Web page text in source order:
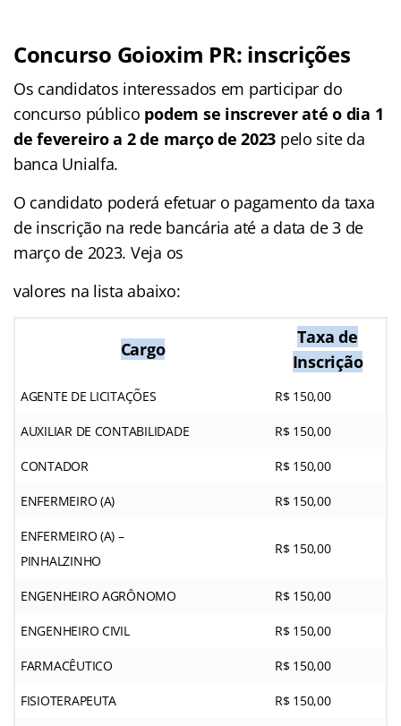
Concurso Goioxim PR: inscrições
Os candidatos interessados em participar do
concurso público podem se inscrever até o dia 1
de fevereiro a 2 de março de 2023 pelo site da
banca Unialfa.
O candidato poderá efetuar o pagamento da taxa
de inscrição na rede bancária até a data de 3 de
março de 2023. Veja os
valores na lista abaixo:
Cargo
Taxa de
Inscrição
AGENTE DE LICITAÇÕES R$ 150,00
AUXILIAR DE CONTABILIDADE R$ 150,00
CONTADOR R$ 150,00
ENFERMEIRO (A) R$ 150,00
ENFERMEIRO (A) –
PINHALZINHO
R$ 150,00
ENGENHEIRO AGRÔNOMO R$ 150,00
ENGENHEIRO CIVIL R$ 150,00
FARMACÊUTICO R$ 150,00
FISIOTERAPEUTA R$ 150,00